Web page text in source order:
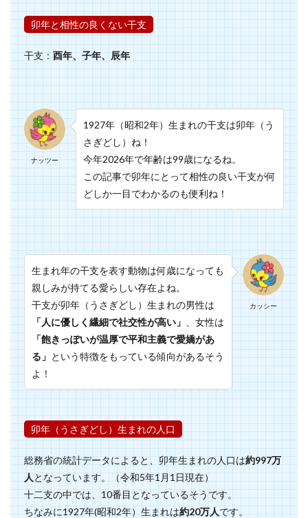
卯年と相性の良くない干支
干支：酉年、子年、辰年
ナッツー
1927年（昭和2年）生まれの干支は卯年（う
さぎどし）ね！
今年2026年で年齢は99歳になるね。
この記事で卯年にとって相性の良い干支が何
どしか一目でわかるのも便利ね！
カッシー
生まれ年の干支を表す動物は何歳になっても
親しみが持てる愛らしい存在よね。
干支が卯年（うさぎどし）生まれの男性は
「人に優しく繊細で社交性が高い」
、女性は
「飽きっぽいが温厚で平和主義で愛嬌があ
る」 という特徴をもっている傾向があるそう
よ！
卯年（うさぎどし）生まれの人口
総務省の統計データによると、卯年生まれの人口は約997万
人となっています。（令和5年1月1日現在）
十二支の中では、10番目となっているそうです。
ちなみに1927年(昭和2年）生まれは約20万人です。